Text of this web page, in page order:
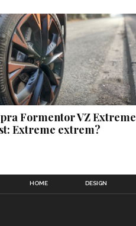
Formentor VZ Extreme
Extreme extrem?
HOME DESIGN